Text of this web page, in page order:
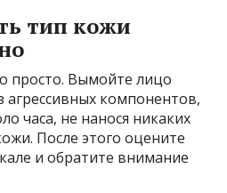
тип кожи
просто. Вымойте лицо
агрессивных компонентов,
часа, не нанося никаких
После этого оцените
и обратите внимание